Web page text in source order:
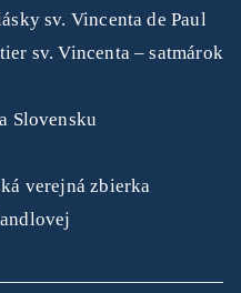
sv. Vincenta de Paul
sv. Vincenta – satmárok
Slovensku
verejná zbierka